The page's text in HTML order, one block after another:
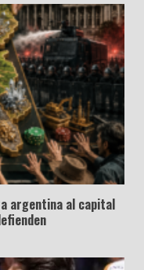
argentina al capital